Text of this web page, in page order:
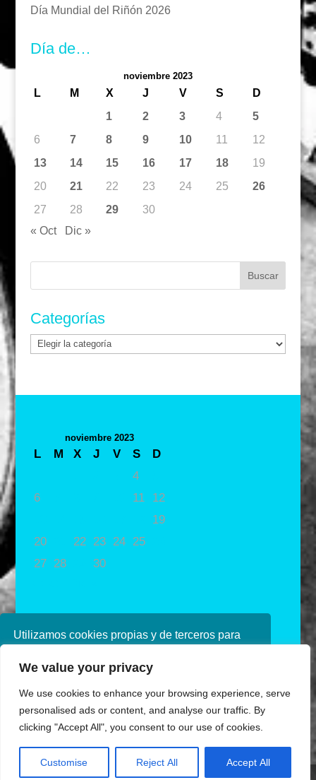
Utilizamos cookies propias y de terceros para
navegando, consideramos que acepta su uso.
política de cookies consulte nuestra
Política de
privacidad
We value your privacy
We use cookies to enhance your browsing experience, serve
personalised ads or content, and analyse our traffic. By
clicking "Accept All", you consent to our use of cookies.
Customise Reject All Accept All
Día Mundial del Riñón 2026
Día de…
noviembre 2023
L M X J V S
D
1
2 3 4
5
6
7 8 9 10 11
12
13
14 15 16 17 18
19
20
21 22 23 24 25
26
27
28 29
30
« Oct
Dic »
Categorías
Categorías
noviembre 2023
L M X J V S
D
4
6
11
12
19
20
22 23 24 25
27
28
30
Diseñado por Ana de Miguel